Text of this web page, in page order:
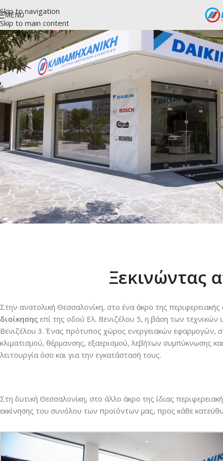
Skip to navigation
Skip to main content
MENU
Ξεκινώντας
Στην ανατολική Θεσσαλονίκη, στο ένα άκρο της
διοίκησης επί της οδού Ελ. Βενιζέλου 5, η βάση των
Βενιζέλου 3. Ένας πρότυπος χώρος ενεργειακών εφαρμογών,
κλιματισμού, θέρμανσης, εξαερισμού, λεβήτων συμπύκνωσης
λειτουργία όσο και για την εγκατάστασή τους.
Στη δυτική Θεσσαλονίκη, στο άλλο άκρο της ίδιας
εκκίνησης του συνόλου των προϊόντων μας, προς κάθε